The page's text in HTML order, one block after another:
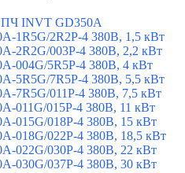
ПЧ INVT GD350A
1R5G/2R2P-4 380В, 1,5 кВт
2R2G/003P-4 380В, 2,2 кВт
004G/5R5P-4 380В, 4 кВт
5R5G/7R5P-4 380В, 5,5 кВт
7R5G/011P-4 380В, 7,5 кВт
011G/015P-4 380В, 11 кВт
015G/018P-4 380В, 15 кВт
018G/022P-4 380В, 18,5 кВт
022G/030P-4 380В, 22 кВт
030G/037P-4 380В, 30 кВт